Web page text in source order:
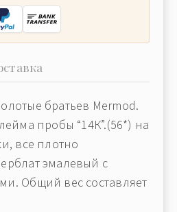
братьев Mermod.
пробы “14К”.(56*) на
все плотно
эмалевый с
Общий вес составляет